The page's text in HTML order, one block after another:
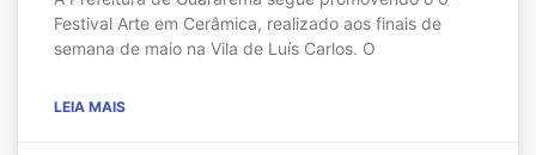
Festival Arte em Cerâmica, realizado aos finais de
semana de maio na Vila de Luís Carlos. O
LEIA MAIS